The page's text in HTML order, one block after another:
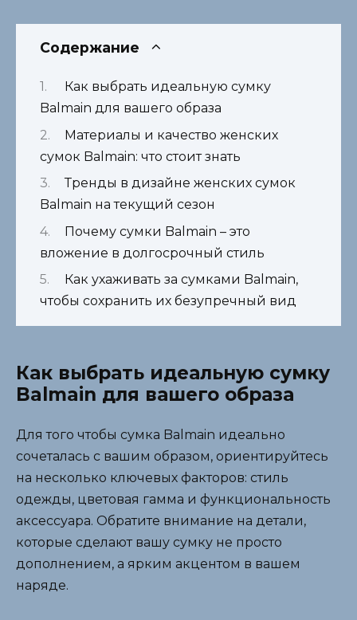
Содержание
Как выбрать идеальную сумку
Balmain для вашего образа
Материалы и качество женских
сумок Balmain: что стоит знать
Тренды в дизайне женских сумок
Balmain на текущий сезон
Почему сумки Balmain – это
вложение в долгосрочный стиль
Как ухаживать за сумками Balmain,
чтобы сохранить их безупречный вид
Как выбрать идеальную сумку
Balmain для вашего образа
Для того чтобы сумка Balmain идеально
сочеталась с вашим образом, ориентируйтесь
на несколько ключевых факторов: стиль
одежды, цветовая гамма и функциональность
аксессуара. Обратите внимание на детали,
которые сделают вашу сумку не просто
дополнением, а ярким акцентом в вашем
наряде.